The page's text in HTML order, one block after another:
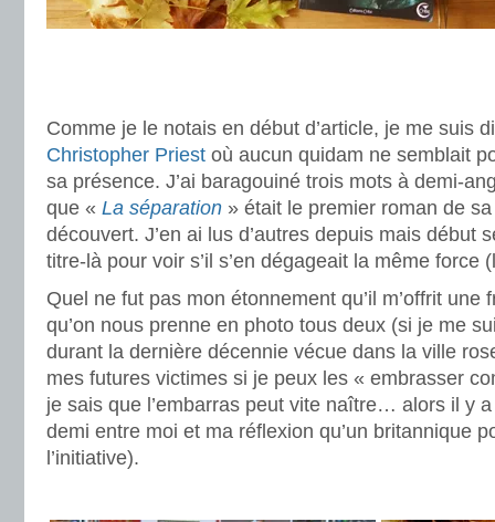
Comme je le notais en début d’article, je me suis
Christopher Priest où aucun quidam ne semblait
sa présence. J’ai baragouiné trois mots à demi-
que « La séparation » était le premier roman de
découvert. J’en ai lus d’autres depuis mais début
titre-là pour voir s’il s’en dégageait la même force
Quel ne fut pas mon étonnement qu’il m’offrit une
qu’on nous prenne en photo tous deux (si je me
durant la dernière décennie vécue dans la ville
mes futures victimes si je peux les « embrasser
je sais que l’embarras peut vite naître… alors il y
demi entre moi et ma réflexion qu’un britannique
l’initiative).